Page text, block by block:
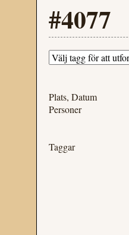
#4077
Plats, Datum
Personer
Taggar